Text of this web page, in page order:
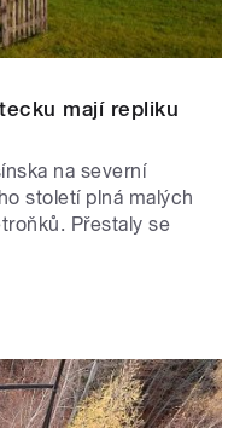
mají repliku
na severní
století plná malých
Přestaly se